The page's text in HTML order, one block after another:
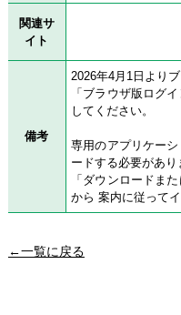
関連サ
イト
備考
2026年4月1日より
「ブラウザ版ログ
してください。
専用のアプリケー
ードする必要があ
「ダウンロードま
から 案内に従って
←一覧に戻る